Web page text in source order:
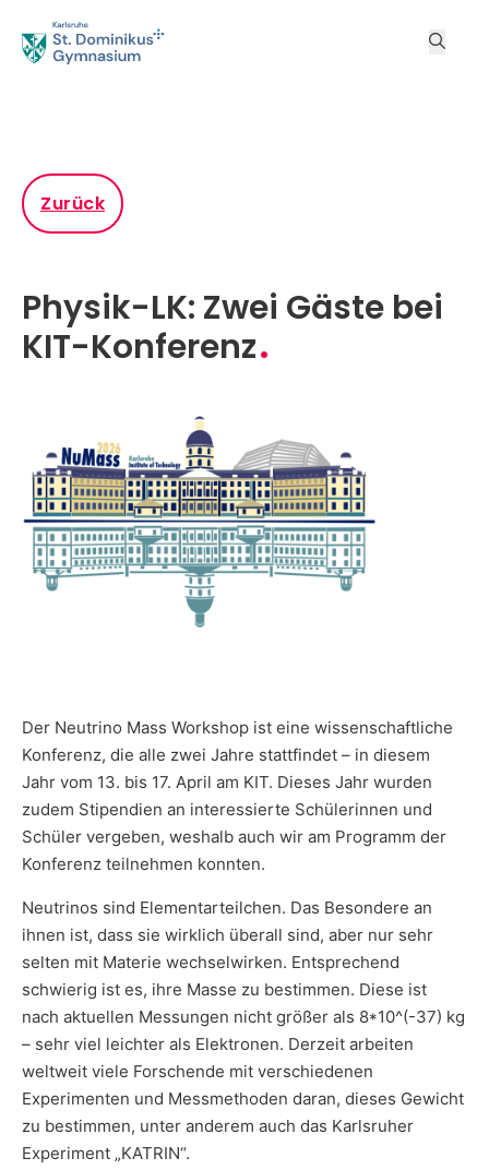
Zurück
Physik-LK: Zwei Gäste bei
KIT-Konferenz
Der Neutrino Mass Workshop ist eine wissenschaftliche
Konferenz, die alle zwei Jahre stattfindet – in diesem
Jahr vom 13. bis 17. April am KIT. Dieses Jahr wurden
zudem Stipendien an interessierte Schülerinnen und
Schüler vergeben, weshalb auch wir am Programm der
Konferenz teilnehmen konnten.
Neutrinos sind Elementarteilchen. Das Besondere an
ihnen ist, dass sie wirklich überall sind, aber nur sehr
selten mit Materie wechselwirken. Entsprechend
schwierig ist es, ihre Masse zu bestimmen. Diese ist
nach aktuellen Messungen nicht größer als 8*10^(-37) kg
– sehr viel leichter als Elektronen. Derzeit arbeiten
weltweit viele Forschende mit verschiedenen
Experimenten und Messmethoden daran, dieses Gewicht
zu bestimmen, unter anderem auch das Karlsruher
Experiment „KATRIN“.